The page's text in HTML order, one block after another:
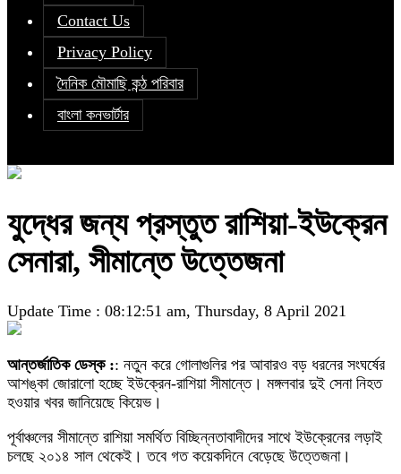
Contact Us
Privacy Policy
দৈনিক মৌমাছি কন্ঠ পরিবার
বাংলা কনভার্টার
যুদ্ধের জন্য প্রস্তুত রাশিয়া-ইউক্রেন
সেনারা, সীমান্তে উত্তেজনা
Update Time : 08:12:51 am, Thursday, 8 April 2021
আন্তর্জাতিক ডেস্ক :: নতুন করে গোলাগুলির পর আবারও বড় ধরনের সংঘর্ষের
আশঙ্কা জোরালো হচ্ছে ইউক্রেন-রাশিয়া সীমান্তে। মঙ্গলবার দুই সেনা নিহত
হওয়ার খবর জানিয়েছে কিয়েভ।
পূর্বাঞ্চলের সীমান্তে রাশিয়া সমর্থিত বিচ্ছিন্নতাবাদীদের সাথে ইউক্রেনের লড়াই
চলছে ২০১৪ সাল থেকেই। তবে গত কয়েকদিনে বেড়েছে উত্তেজনা।